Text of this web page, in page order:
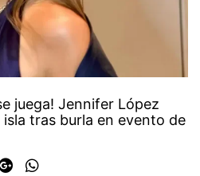
juega! Jennifer López
tras burla en evento de